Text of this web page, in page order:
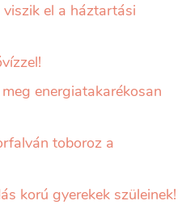
el a háztartási
energiatakarékosan
toboroz a
korú gyerekek szüleinek!